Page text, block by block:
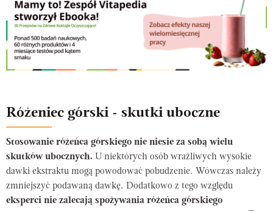
Różeniec górski - skutki uboczne
Stosowanie różeńca górskiego nie niesie za sobą wielu
skutków ubocznych. U niektórych osób wrażliwych wysokie
dawki ekstraktu mogą powodować pobudzenie. Wówczas należy
zmniejszyć podawaną dawkę. Dodatkowo z tego względu
eksperci nie zalecają spożywania różeńca górskiego